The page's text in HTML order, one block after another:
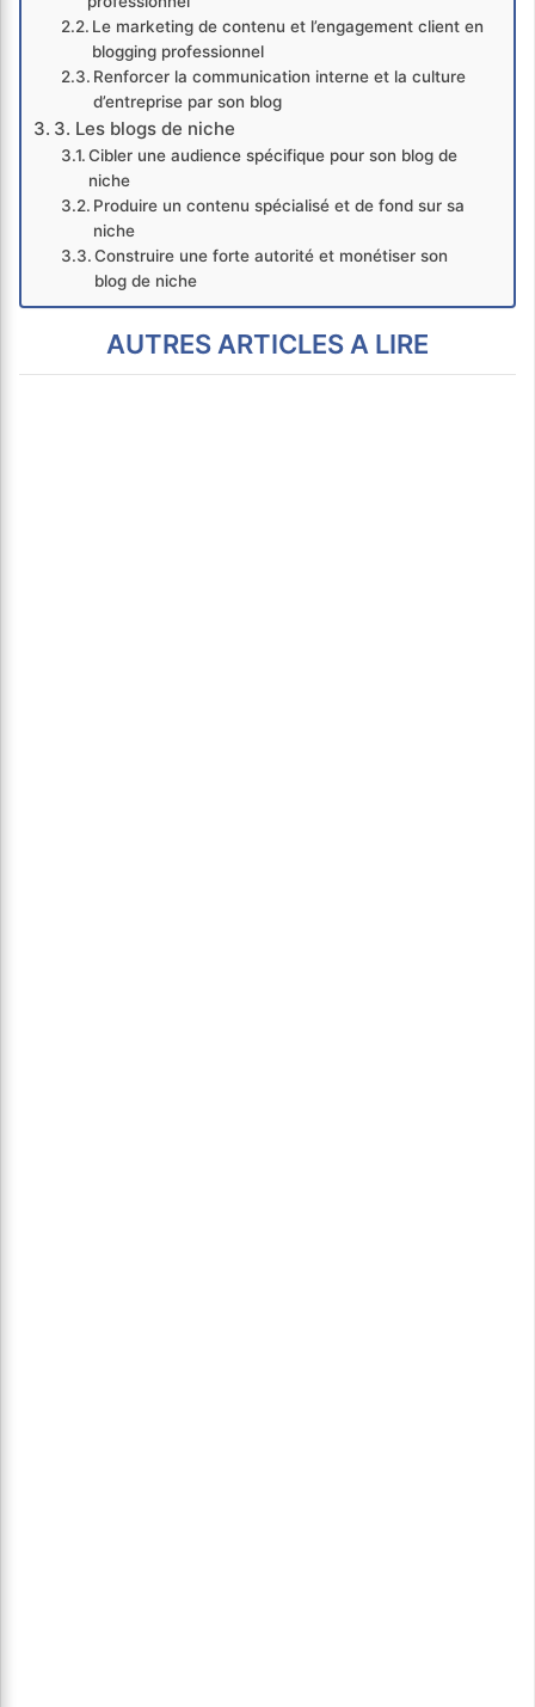
Le marketing de contenu et l’engagement client en
blogging professionnel
Renforcer la communication interne et la culture
d’entreprise par son blog
3. Les blogs de niche
Cibler une audience spécifique pour son blog de
niche
Produire un contenu spécialisé et de fond sur sa
niche
Construire une forte autorité et monétiser son
blog de niche
AUTRES ARTICLES A LIRE